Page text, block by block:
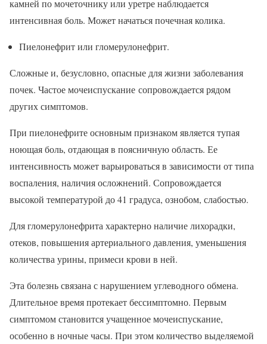
камней по мочеточнику или уретре наблюдается
интенсивная боль. Может начаться почечная колика.
Пиелонефрит или гломерулонефрит.
Сложные и, безусловно, опасные для жизни заболевания
почек. Частое мочеиспускание сопровождается рядом
других симптомов.
При пиелонефрите основным признаком является тупая
ноющая боль, отдающая в поясничную область. Ее
интенсивность может варьироваться в зависимости от типа
воспаления, наличия осложнений. Сопровождается
высокой температурой до 41 градуса, ознобом, слабостью.
Для гломерулонефрита характерно наличие лихорадки,
отеков, повышения артериального давления, уменьшения
количества урины, примеси крови в ней.
Эта болезнь связана с нарушением углеводного обмена.
Длительное время протекает бессимптомно. Первым
симптомом становится учащенное мочеиспускание,
особенно в ночные часы. При этом количество выделяемой